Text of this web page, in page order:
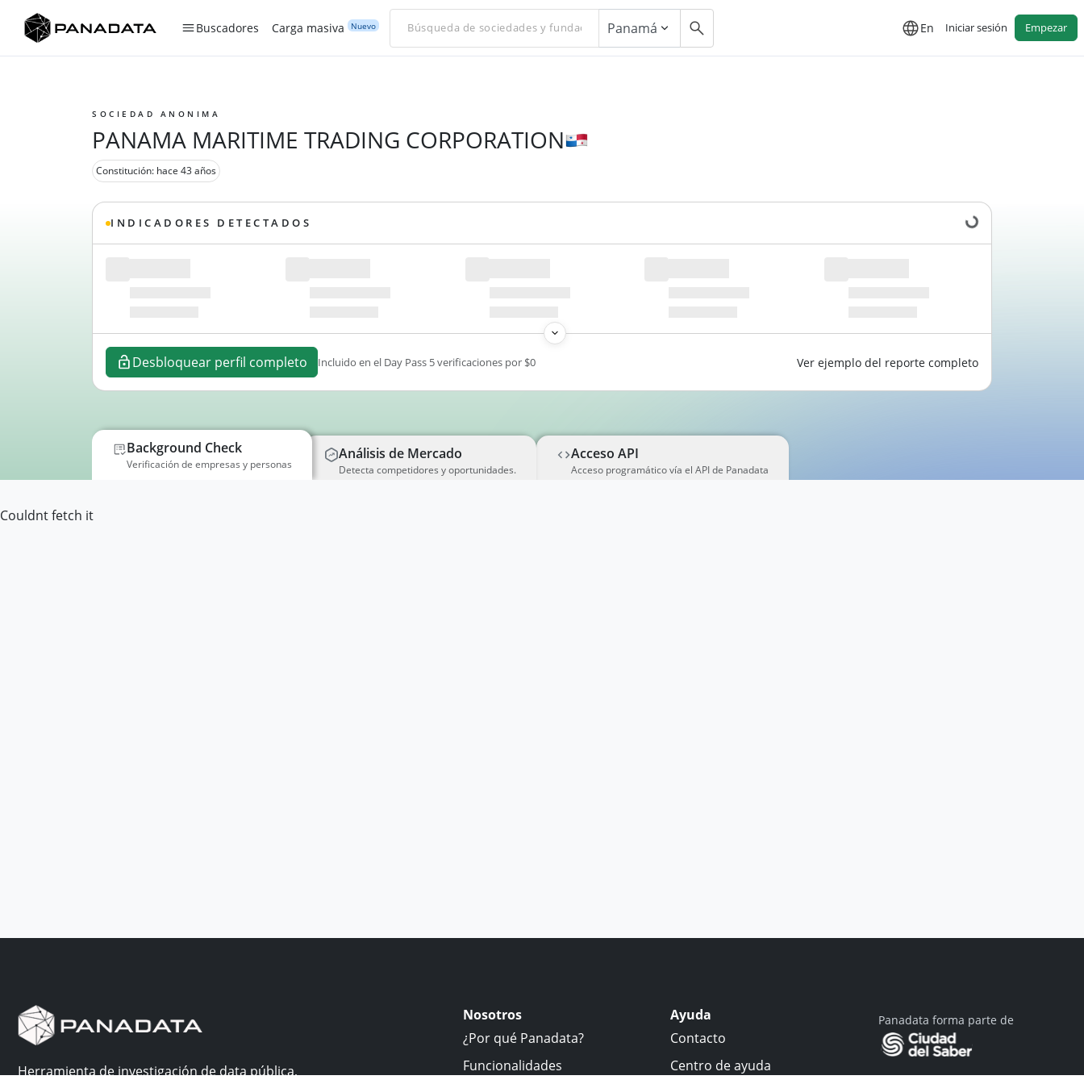
Buscadores Carga masiva Nuevo Panamá En Iniciar sesión Empezar
SOCIEDAD ANONIMA
PANAMA MARITIME TRADING CORPORATION
Constitución: hace 43 años
INDICADORES DETECTADOS Cargando datos...
Desbloquear perfil completo Incluido en el Day Pass 5 verificaciones por $0 Ver ejemplo del reporte completo
Background Check
Verificación de empresas y personas
Análisis de Mercado
Detecta competidores y oportunidades.
Acceso API
Acceso programático vía el API de Panadata
Couldnt fetch it
Herramienta de investigación de data pública,
Nosotros
¿Por qué Panadata?
Funcionalidades
Ayuda
Contacto
Centro de ayuda
Panadata forma parte de